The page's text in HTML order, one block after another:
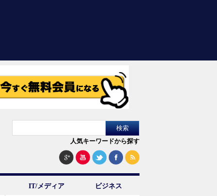
人気キーワードから探す
IT/メディア ビジネス